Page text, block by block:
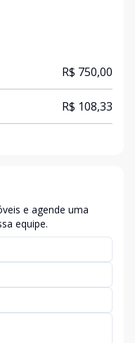
R$ 750,00
R$ 108,33
e agende uma
equipe.